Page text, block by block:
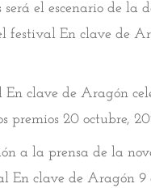
será el escenario de la
festival En clave de
clave de Aragón
premios 20 octubre,
a la prensa de la
En clave de Aragón 9